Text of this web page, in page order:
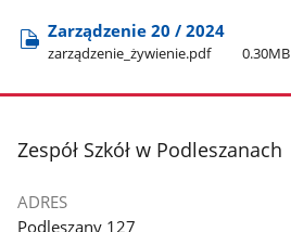
Zarządzenie 20 / 2024
zarządzenie​_żywienie.pdf 0.30MB
stopka
Zespół Szkół w Podleszanach
ADRES
Podleszany 127